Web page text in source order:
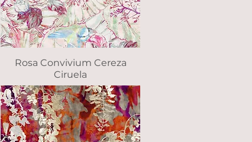
Vista rápida
Rosa Convivium Cereza
Ciruela